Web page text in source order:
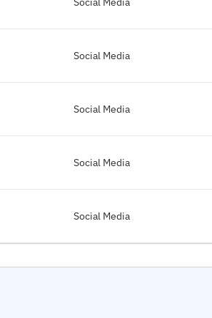
Social Media
Social Media
Social Media
Social Media